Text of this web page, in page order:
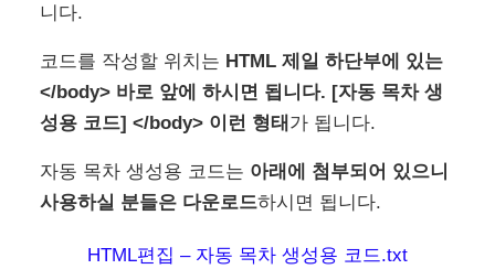
니다.
코드를 작성할 위치는 HTML 제일 하단부에 있는
</body> 바로 앞에 하시면 됩니다. [자동 목차 생
성용 코드] </body> 이런 형태 가 됩니다.
자동 목차 생성용 코드는 아래에 첨부되어 있으니
사용하실 분들은 다운로드하시면 됩니다.
HTML편집 – 자동 목차 생성용 코드.txt